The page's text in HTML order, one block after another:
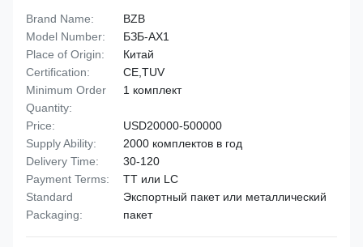
Brand Name:
BZB
Model Number:
БЗБ-AX1
Place of Origin:
Китай
Certification:
CE,TUV
Minimum Order
Quantity:
1 комплект
Price:
USD20000-500000
Supply Ability:
2000 комплектов в год
Delivery Time:
30-120
Payment Terms:
TT или LC
Standard
Packaging:
Экспортный пакет или металлический
пакет